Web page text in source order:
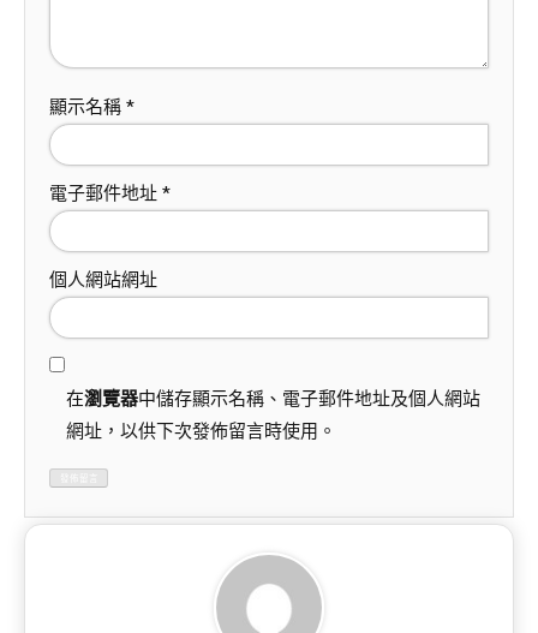
顯示名稱 *
電子郵件地址 *
個人網站網址
在瀏覽器中儲存顯示名稱、電子郵件地址及個人網站
網址，以供下次發佈留言時使用。